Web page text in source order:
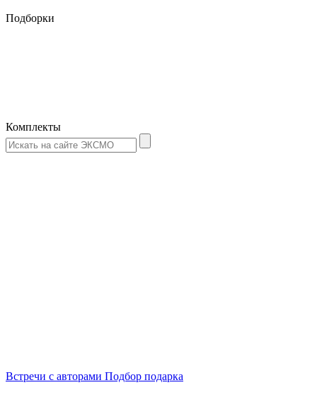
Подборки
Комплекты
Встречи с авторами Подбор подарка